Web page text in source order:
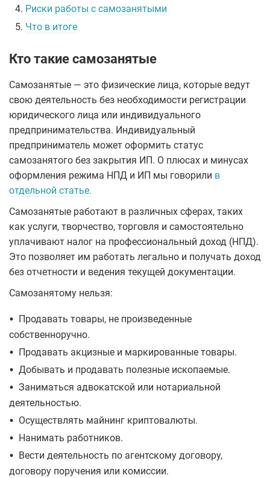
4. Риски работы с самозанятыми
5. Что в итоге
Кто такие самозанятые
Самозанятые — это физические лица, которые ведут
свою деятельность без необходимости регистрации
юридического лица или индивидуального
предпринимательства. Индивидуальный
предприниматель может оформить статус
самозанятого без закрытия ИП. О плюсах и минусах
оформления режима НПД и ИП мы говорили в
отдельной статье.
Самозанятые работают в различных сферах, таких
как услуги, творчество, торговля и самостоятельно
уплачивают налог на профессиональный доход (НПД).
Это позволяет им работать легально и получать доход
без отчетности и ведения текущей документации.
Самозанятому нельзя:
•
Продавать товары, не произведенные
собственноручно.
• Продавать акцизные и маркированные товары.
• Добывать и продавать полезные ископаемые.
• Заниматься адвокатской или нотариальной
деятельностью.
• Осуществлять майнинг криптовалюты.
• Нанимать работников.
• Вести деятельность по агентскому договору,
договору поручения или комиссии.